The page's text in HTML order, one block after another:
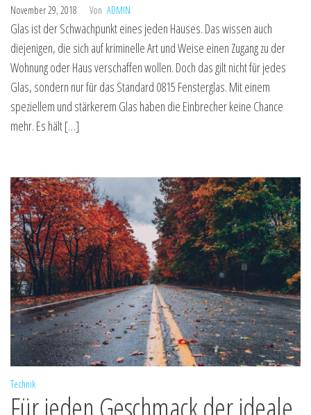
November 29, 2018 Von ADMIN
Glas ist der Schwachpunkt eines jeden Hauses. Das wissen auch
diejenigen, die sich auf kriminelle Art und Weise einen Zugang zu der
Wohnung oder Haus verschaffen wollen. Doch das gilt nicht für jedes
Glas, sondern nur für das Standard 0815 Fensterglas. Mit einem
speziellem und stärkerem Glas haben die Einbrecher keine Chance
mehr. Es hält […]
Technik